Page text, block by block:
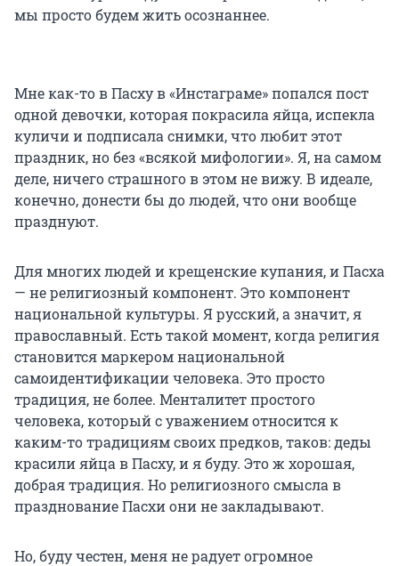
мы просто будем жить осознаннее.
Мне как-то в Пасху в «Инстаграме» попался пост
одной девочки, которая покрасила яйца, испекла
куличи и подписала снимки, что любит этот
праздник, но без «всякой мифологии». Я, на самом
деле, ничего страшного в этом не вижу. В идеале,
конечно, донести бы до людей, что они вообще
празднуют.
Для многих людей и крещенские купания, и Пасха
— не религиозный компонент. Это компонент
национальной культуры. Я русский, а значит, я
православный. Есть такой момент, когда религия
становится маркером национальной
самоидентификации человека. Это просто
традиция, не более. Менталитет простого
человека, который с уважением относится к
каким-то традициям своих предков, таков: деды
красили яйца в Пасху, и я буду. Это ж хорошая,
добрая традиция. Но религиозного смысла в
празднование Пасхи они не закладывают.
Но, буду честен, меня не радует огромное